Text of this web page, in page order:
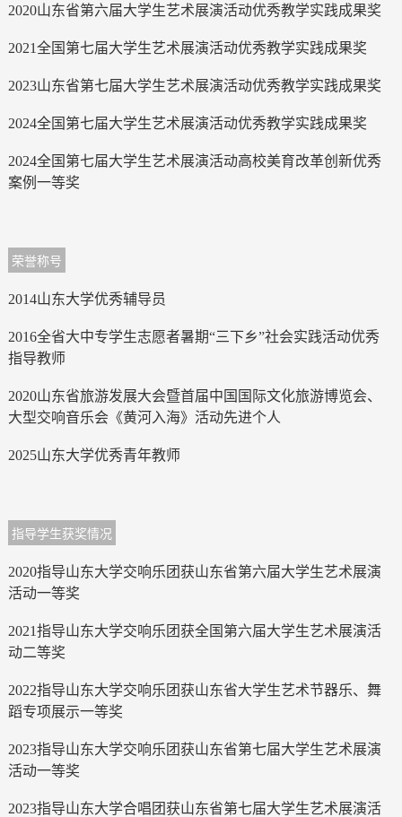
2020山东省第六届大学生艺术展演活动优秀教学实践成果奖
2021全国第七届大学生艺术展演活动优秀教学实践成果奖
2023山东省第七届大学生艺术展演活动优秀教学实践成果奖
2024全国第七届大学生艺术展演活动优秀教学实践成果奖
2024全国第七届大学生艺术展演活动高校美育改革创新优秀
案例一等奖
荣誉称号
2014山东大学优秀辅导员
2016全省大中专学生志愿者暑期“三下乡”社会实践活动优秀
指导教师
2020山东省旅游发展大会暨首届中国国际文化旅游博览会、
大型交响音乐会《黄河入海》活动先进个人
2025山东大学优秀青年教师
指导学生获奖情况
2020指导山东大学交响乐团获山东省第六届大学生艺术展演
活动一等奖
2021指导山东大学交响乐团获全国第六届大学生艺术展演活
动二等奖
2022指导山东大学交响乐团获山东省大学生艺术节器乐、舞
蹈专项展示一等奖
2023指导山东大学交响乐团获山东省第七届大学生艺术展演
活动一等奖
2023指导山东大学合唱团获山东省第七届大学生艺术展演活